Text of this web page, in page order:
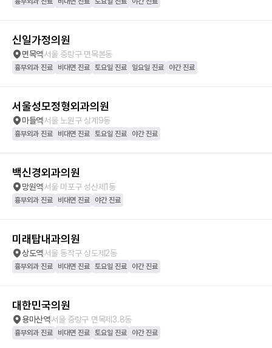
신일가정의원
면목역서울 중랑구 면목본동
흉부외과 진료 비대면 진료 토요일 진료 일요일 진료 야간 진료
서울성모정형외과의원
마들역서울 노원구 상계9동
흉부외과 진료 비대면 진료 토요일 진료 야간 진료
백신경외과의원
망원역서울 마포구 성산제1동
흉부외과 진료 비대면 진료 야간 진료
미래탑내과의원
상도역서울 동작구 상도제2동
흉부외과 진료 비대면 진료 토요일 진료 야간 진료
대한민국의원
용마산역서울 중랑구 면목제3.8동
흉부외과 진료 비대면 진료 토요일 진료 야간 진료